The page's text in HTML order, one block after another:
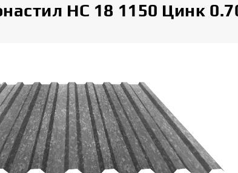
НС 18 1150 Цинк